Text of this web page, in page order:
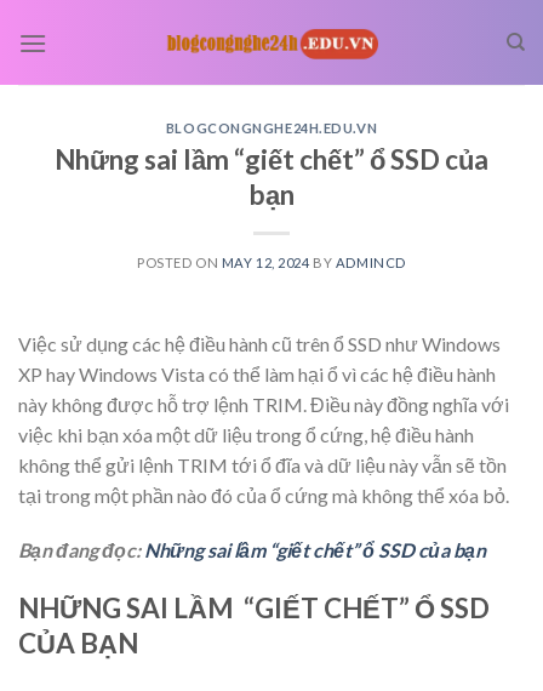
BLOGCONGNGHE24H.EDU.VN
Những sai lầm “giết chết” ổ SSD của
bạn
POSTED ON MAY 12, 2024 BY ADMINCD
Việc sử dụng các hệ điều hành cũ trên ổ SSD như Windows
XP hay Windows Vista có thể làm hại ổ vì các hệ điều hành
này không được hỗ trợ lệnh TRIM. Điều này đồng nghĩa với
việc khi bạn xóa một dữ liệu trong ổ cứng, hệ điều hành
không thể gửi lệnh TRIM tới ổ đĩa và dữ liệu này vẫn sẽ tồn
tại trong một phần nào đó của ổ cứng mà không thể xóa bỏ.
Bạn đang đọc:Những sai lầm “giết chết” ổ SSD của bạn
NHỮNG SAI LẦM “GIẾT CHẾT” Ổ SSD
CỦA BẠN